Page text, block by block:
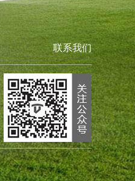
联系我们